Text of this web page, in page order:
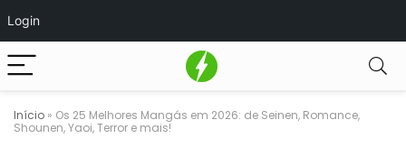
Login
Início » Os 25 Melhores Mangás em 2026: de Seinen, Romance,
Shounen, Yaoi, Terror e mais!